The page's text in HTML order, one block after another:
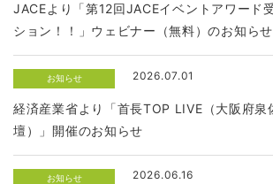
JACEより「第12回JACEイベントアワード
ション！！」ウェビナー（無料）のお知らせ
お知らせ 2026.07.01
経済産業省より「首長TOP LIVE（大阪府泉
壇）」開催のお知らせ
お知らせ 2026.06.16